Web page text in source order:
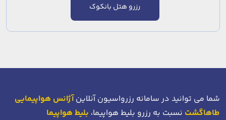
رزرو هتل بانکوک
شما می توانید در سامانه رزرواسیون آنلاینآژانس هواپیمایی
طاهاگشت نسبت به رزرو بلیط هواپیما، بلیط هواپیما